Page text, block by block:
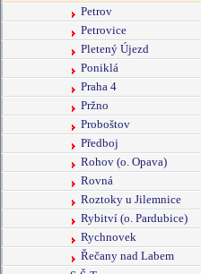
Petrov
Petrovice
Pletený Újezd
Poniklá
Praha 4
Pržno
Proboštov
Předboj
Rohov (o. Opava)
Rovná
Roztoky u Jilemnice
Rybitví (o. Pardubice)
Rychnovek
Řečany nad Labem